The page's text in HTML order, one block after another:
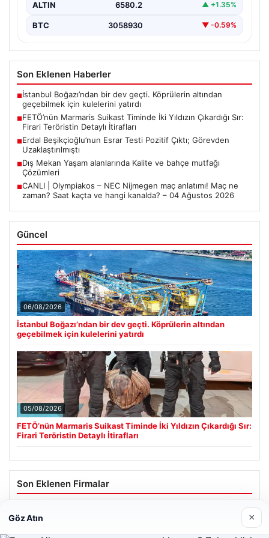
ALTIN 6580.2 ▲ +1.35%
BTC 3058930 ▼ -0.59%
Son Eklenen Haberler
■İstanbul Boğazı’ndan bir dev geçti. Köprülerin altından
geçebilmek için kulelerini yatırdı
■FETÖ’nün Marmaris Suikast Timinde İki Yıldızın Çıkardığı Sır:
Firari Teröristin Detaylı İtirafları
■Erdal Beşikçioğlu’nun Esrar Testi Pozitif Çıktı; Görevden
Uzaklaştırılmıştı
■Dış Mekan Yaşam alanlarında Kalite ve bahçe mutfağı
Çözümleri
■CANLI | Olympiakos – NEC Nijmegen maç anlatımı! Maç ne
zaman? Saat kaçta ve hangi kanalda? – 04 Ağustos 2026
Güncel
06/08/2026
İstanbul Boğazı’ndan bir dev geçti. Köprülerin altından
geçebilmek için kulelerini yatırdı
05/08/2026
FETÖ’nün Marmaris Suikast Timinde İki Yıldızın Çıkardığı Sır:
Firari Teröristin Detaylı İtirafları
Son Eklenen Firmalar
Göz Atın ×